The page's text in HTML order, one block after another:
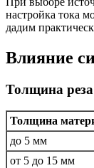
настройка тока
дадим
Влияние
Толщина
Толщина
до 5 мм
от 5 до 15 мм